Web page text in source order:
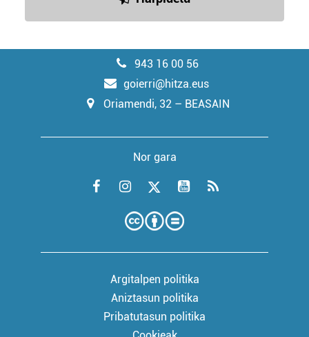
943 16 00 56
goierri@hitza.eus
Oriamendi, 32 – BEASAIN
Nor gara
Argitalpen politika
Aniztasun politika
Pribatutasun politika